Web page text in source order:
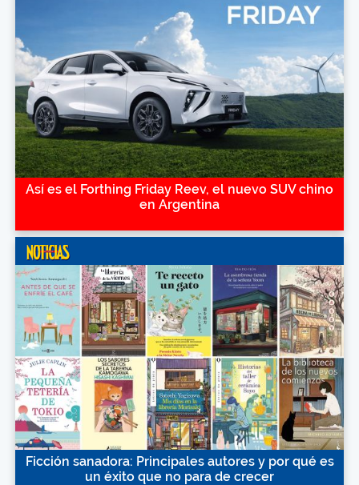
Así es el Forthing Friday Reev, el nuevo SUV chino
en Argentina
Ficción sanadora: Principales autores y por qué es
un éxito que no para de crecer